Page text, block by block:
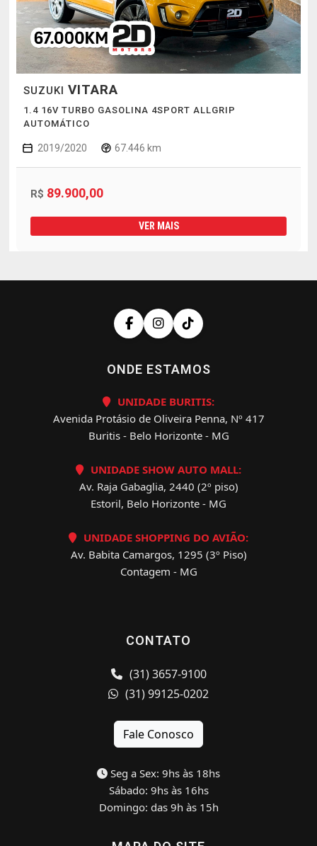
SUZUKI VITARA
1.4 16V TURBO GASOLINA 4SPORT ALLGRIP
AUTOMÁTICO
2019/2020 67.446 km
R$ 89.900,00
VER MAIS
ONDE ESTAMOS
UNIDADE BURITIS:
Avenida Protásio de Oliveira Penna, Nº 417
Buritis - Belo Horizonte - MG
UNIDADE SHOW AUTO MALL:
Av. Raja Gabaglia, 2440 (2º piso)
Estoril, Belo Horizonte - MG
UNIDADE SHOPPING DO AVIÃO:
Av. Babita Camargos, 1295 (3º Piso)
Contagem - MG
CONTATO
(31) 3657-9100
(31) 99125-0202
Fale Conosco
Seg a Sex: 9hs às 18hs
Sábado: 9hs às 16hs
Domingo: das 9h às 15h